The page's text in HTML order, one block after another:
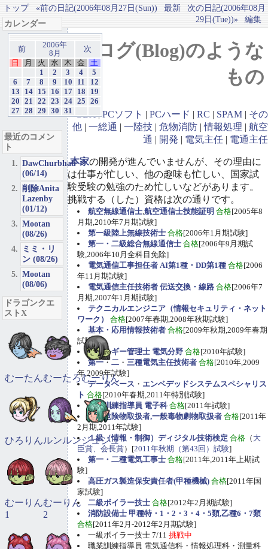
トップ «前の日記(2006年08月27日(Sun)) 最新
次の日記(2006年08月
29日(Tue))»
編集
ブログ(Blog)のような
もの
GBA|PCソフト | PCハード | RC | SPAM | その
他 | 一総通 | 一陸技 | 危物消防 |情報処理 | 航空
通 | 開発 | 電気主任 | 電通主任
本家の開発が進んでいませんが、その理由に
は仕事が忙しい、他の趣味も忙しい、国家試
験受験の勉強のため忙しいなどがあります。
挑戦する（した）資格は次の通りです。
航空無線通信士,航空通信士技能証明 合格[2005年8
月期,2010年7月期試験]
第一級陸上無線技術士 合格[2006年1月期試験]
第一・二級総合無線通信士 合格[2006年9月期試
験,2006年10月全科目免除]
電気通信工事担任者 AI第1種・DD第1種 合格[2006
年11月期試験]
電気通信主任技術者 伝送交換・線路 合格[2006年7
月期,2007年1月期試験]
テクニカルエンジニア（情報セキュリティ・ネット
ワーク）
合格[2007年春期,2008年秋期試験]
基本・応用情報技術者 合格[2009年秋期,2009年春期
試験]
エネルギー管理士 電気分野 合格[2010年試験]
第一・二 ・ 三種電気主任技術者 合格[2010年,2009
年,2009年試験]
データベース ・ エンベデッドシステムスペシャリス
ト 合格[2010年春期,2011年特別試験]
職業訓練指導員 電子科 合格[2011年試験]
甲種危険物取扱者,一般毒物劇物取扱者 合格[2011年
2月期,2011年試験]
１級（情報・制御）ディジタル技術検定 合格 （ 大
臣賞、会長賞）[2011年秋期（第43回）試験]
第一・二種電気工事士 合格[2011年,2011年上期試
験]
高圧ガス製造保安責任者(甲種機械) 合格[2011年国
家試験]
二級ボイラー技士 合格[2012年2月期試験]
消防設備士 甲種特・1・2・3・4・5類,乙種6・7類
合格[2011年2月-2012年2月期試験]
一級ボイラー技士 7/11 挑戦中
職業訓練指導員 電気通信科・情報処理科・測量科
カレンダー
前
2006年
8月
次
日
月 火 水 木 金
土
1
2 3 4
5
6
7 8 9 10 11
12
13
14 15 16 17 18
19
20
21 22 23 24 25
26
27 28 29 30 31
最近のコメン
ト
DawChurbhab
(06/14)
削除Anita
Lazenby
(01/12)
Mootan
(08/26)
ミミ・リ
ン (08/26)
Mootan
(08/06)
ドラゴンクエ
ストX
むーたんむーたろむーりん
ひろりんルンルンジュジュ
むーりん
1
むーりん
2